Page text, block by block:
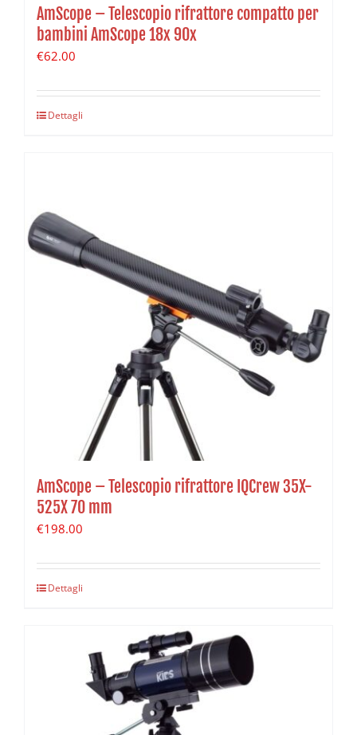
AmScope – Telescopio rifrattore compatto per
bambini AmScope 18x 90x
€62.00
Dettagli
AmScope – Telescopio rifrattore IQCrew 35X-
525X 70 mm
€198.00
Dettagli